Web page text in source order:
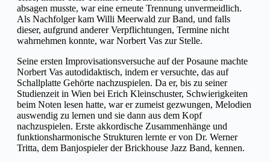
absagen musste, war eine erneute Trennung unvermeidlich.
Als Nachfolger kam Willi Meerwald zur Band, und falls
dieser, aufgrund anderer Verpflichtungen, Termine nicht
wahrnehmen konnte, war Norbert Vas zur Stelle.
Seine ersten Improvisationsversuche auf der Posaune machte
Norbert Vas autodidaktisch, indem er versuchte, das auf
Schallplatte Gehörte nachzuspielen. Da er, bis zu seiner
Studienzeit in Wien bei Erich Kleinschuster, Schwierigkeiten
beim Noten lesen hatte, war er zumeist gezwungen, Melodien
auswendig zu lernen und sie dann aus dem Kopf
nachzuspielen. Erste akkordische Zusammenhänge und
funktionsharmonische Strukturen lernte er von Dr. Werner
Tritta, dem Banjospieler der Brickhouse Jazz Band, kennen.